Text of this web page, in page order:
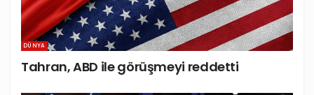
DÜNYA
Tahran, ABD ile görüşmeyi reddetti